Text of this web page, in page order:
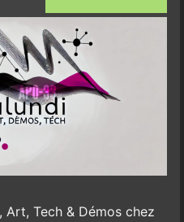
Art, Tech & Démos chez